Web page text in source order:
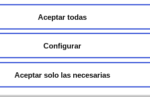
Aceptar todas
Configurar
Aceptar solo las necesarias
exclusivas a jornadas de formación y
técnico y nuestra newsletter.
Únete a croptology